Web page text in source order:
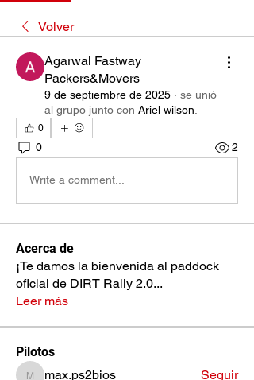
Volver
Agarwal Fastway
Packers&Movers
9 de septiembre de 2025 · se unió
al grupo junto con Ariel wilson
0
0 2
Write a comment...
Acerca de
¡Te damos la bienvenida al paddock
oficial de DIRT Rally 2.0...
Leer más
Pilotos
max.ps2bios Seguir